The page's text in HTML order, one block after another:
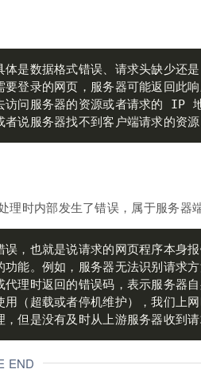
体是数据格式错误、请求头缺少
说服务器找不到客户端请求的资
理时内部发生了错误，属于服务器
误，也就是说请求的网页程序本
用（超载或者停机维护），我们
但是没有及时从上游服务器收到请
END